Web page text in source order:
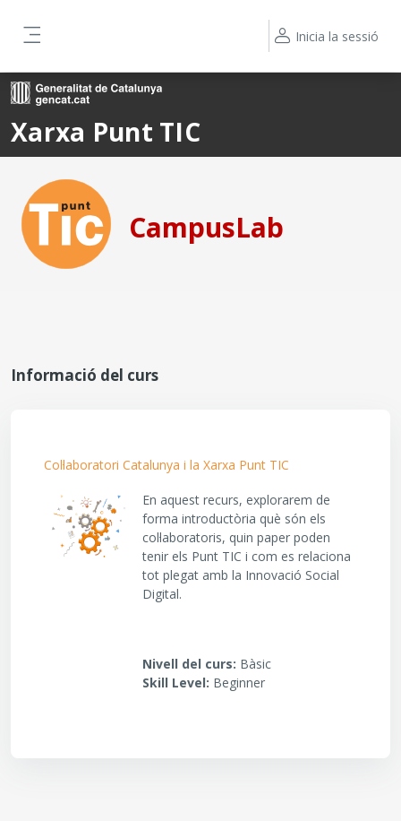
Xarxa Punt TIC
CampusLab
Inicia la sessió
Informació del curs
Col·laboratori Catalunya i la Xarxa Punt TIC
En aquest recurs, explorarem de
forma introductòria què són els
col·laboratoris, quin paper poden
tenir els Punt TIC i com es relaciona
tot plegat amb la Innovació Social
Digital.
Nivell del curs: Bàsic
Skill Level: Beginner